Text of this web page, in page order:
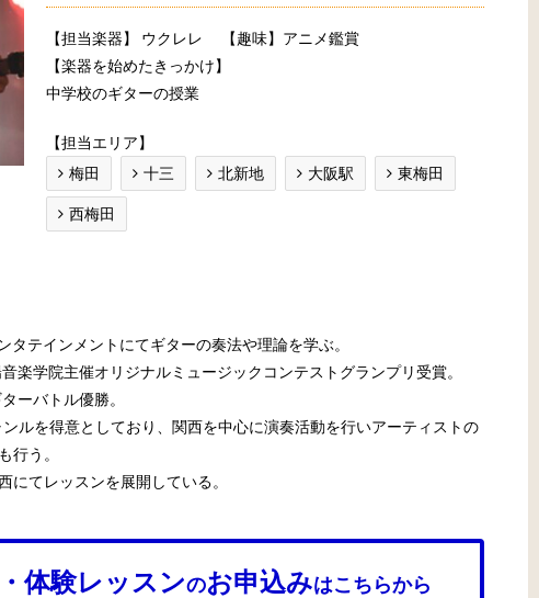
【担当楽器】 ウクレレ
【趣味】アニメ鑑賞
【楽器を始めたきっかけ】
中学校のギターの授業
【担当エリア】
梅田
十三 北新地 大阪駅 東梅田
西梅田
タテインメントにてギターの奏法や理論を学ぶ。
楽学院主催オリジナルミュージックコンテストグランプリ受賞。
ーバトル優勝。
ルを得意としており、関西を中心に演奏活動を行いアーティストの
行う。
にてレッスンを展開している。
体験レッスンのお申込みはこちらから